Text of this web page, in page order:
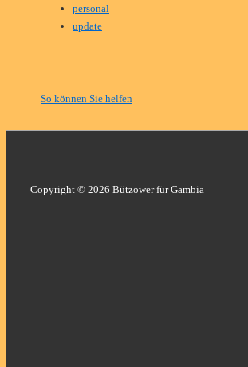
personal
update
So können Sie helfen
Copyright © 2026 Bützower für Gambia